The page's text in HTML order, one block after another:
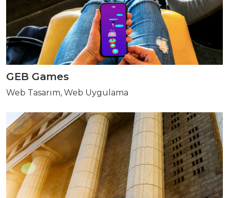
GEB Games
Web Tasarım, Web Uygulama